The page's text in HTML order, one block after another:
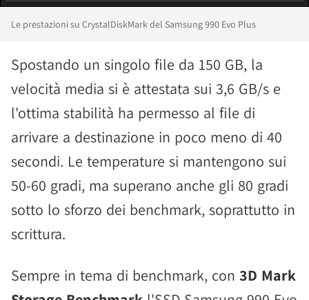
Le prestazioni su CrystalDiskMark del Samsung 990 Evo Plus
Spostando un singolo file da 150 GB, la
velocità media si è attestata sui 3,6 GB/s e
l'ottima stabilità ha permesso al file di
arrivare a destinazione in poco meno di 40
secondi. Le temperature si mantengono sui
50-60 gradi, ma superano anche gli 80 gradi
sotto lo sforzo dei benchmark, soprattutto in
scrittura.
Sempre in tema di benchmark, con 3D Mark